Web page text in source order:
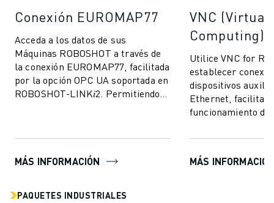
Conexión EUROMAP77
Acceda a los datos de sus
Máquinas ROBOSHOT a través de
la conexión EUROMAP77, facilitada
por la opción OPC UA soportada en
ROBOSHOT-LINK𝑖2. Permitiendo
MÁS INFORMACIÓN
VNC
Computing)
Utilice VNC for
establecer
dispositivos
Ethernet,
funcionamiento
visualización de
MÁS
PAQUETES INDUSTRIALES